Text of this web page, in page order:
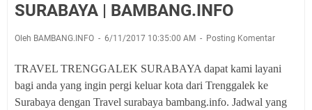
SURABAYA | BAMBANG.INFO
Oleh BAMBANG.INFO 6/11/2017 10:35:00 AM Posting Komentar
TRAVEL TRENGGALEK SURABAYA dapat kami layani
bagi anda yang ingin pergi keluar kota dari Trenggalek ke
Surabaya dengan Travel surabaya bambang.info. Jadwal yang